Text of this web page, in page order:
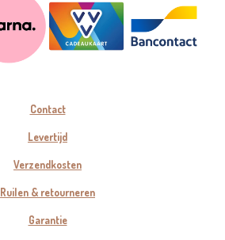
Contact
Levertijd
Verzendkosten
Ruilen & retourneren
Garantie